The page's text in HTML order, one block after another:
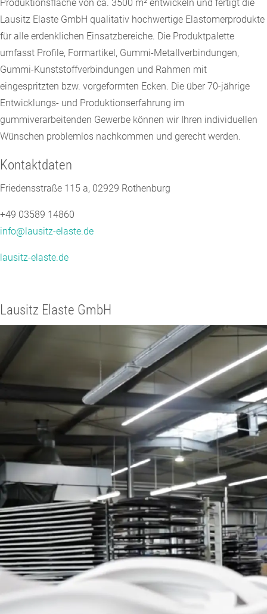
Produktionsfläche von ca. 3500 m² entwickeln und fertigt die
Lausitz Elaste GmbH qualitativ hochwertige Elastomerprodukte
für alle erdenklichen Einsatzbereiche. Die Produktpalette
umfasst Profile, Formartikel, Gummi-Metallverbindungen,
Gummi-Kunststoffverbindungen und Rahmen mit
eingespritzten bzw. vorgeformten Ecken. Die über 70-jährige
Entwicklungs- und Produktionserfahrung im
gummiverarbeitenden Gewerbe können wir Ihren individuellen
Wünschen problemlos nachkommen und gerecht werden.
Kontaktdaten
Friedensstraße 115 a, 02929 Rothenburg
+49 03589 14860
info@lausitz-elaste.de
lausitz-elaste.de
Lausitz Elaste GmbH